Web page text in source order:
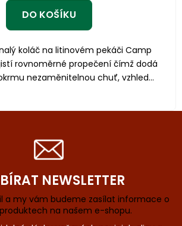
DO KOŠÍKU
koláč na litinovém pekáči Camp
rovnoměrné propečení čímž dodá
nezaměnitelnou chuť, vzhled...
NEWSLETTER
a my vám budeme zasílat informace o
na našem e-shopu.